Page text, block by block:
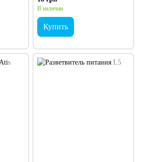
В наличии
Купить